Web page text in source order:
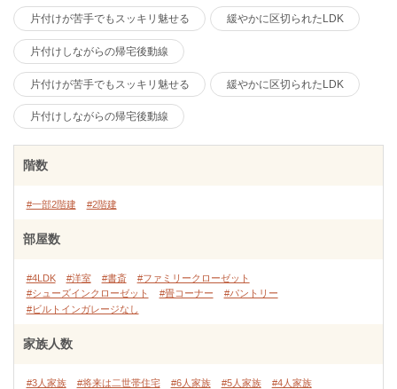
片付けが苦手でもスッキリ魅せる 緩やかに区切られたLDK
片付けしながらの帰宅後動線
片付けが苦手でもスッキリ魅せる 緩やかに区切られたLDK
片付けしながらの帰宅後動線
階数
#一部2階建 #2階建
部屋数
#4LDK #洋室 #書斎
#ファミリークローゼット
#シューズインクローゼット
#畳コーナー
#パントリー
#ビルトインガレージなし
家族人数
#3人家族 #将来は二世帯住宅 #6人家族 #5人家族
#4人家族